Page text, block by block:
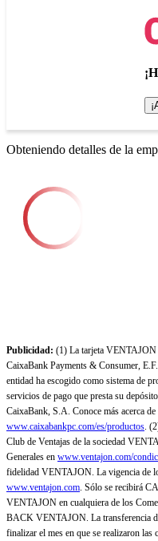
Obteniendo detalles de la
Publicidad: (1) La tarjeta VENTAJON
CaixaBank Payments & Consumer,
entidad ha escogido como sistema de
servicios de pago que presta su
CaixaBank, S.A. Conoce más acerca
www.caixabankpc.com/es/productos.
Club de Ventajas de la sociedad
Generales en www.ventajon.com/
fidelidad VENTAJON. La vigencia de
www.ventajon.com. Sólo se recibirá
VENTAJON en cualquiera de los
BACK VENTAJON. La transferencia
finalizar el mes en que se realizaron las